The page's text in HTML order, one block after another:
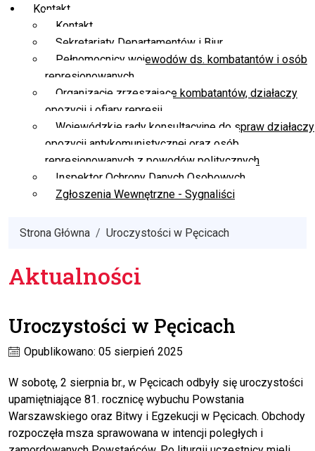
Kontakt
Kontakt
Sekretariaty Departamentów i Biur
Pełnomocnicy wojewodów ds. kombatantów i osób
represjonowanych
Organizacje zrzeszające kombatantów, działaczy
opozycji i ofiary represji
Wojewódzkie rady konsultacyjne do spraw działaczy
opozycji antykomunistycznej oraz osób
represjonowanych z powodów politycznych
Inspektor Ochrony Danych Osobowych
Zgłoszenia Wewnętrzne - Sygnaliści
Strona Główna Uroczystości w Pęcicach
Aktualności
Uroczystości w Pęcicach
Opublikowano: 05 sierpień 2025
W sobotę, 2 sierpnia br., w Pęcicach odbyły się uroczystości
upamiętniające 81. rocznicę wybuchu Powstania
Warszawskiego oraz Bitwy i Egzekucji w Pęcicach. Obchody
rozpoczęła msza sprawowana w intencji poległych i